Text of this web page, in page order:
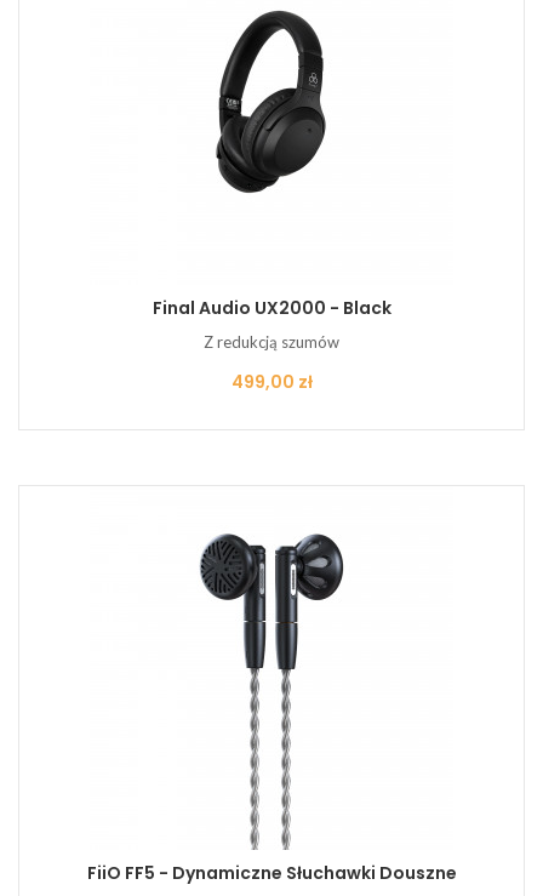
Final Audio UX2000 - Black
Z redukcją szumów
Cena
499,00 zł
FiiO FF5 - Dynamiczne Słuchawki Douszne